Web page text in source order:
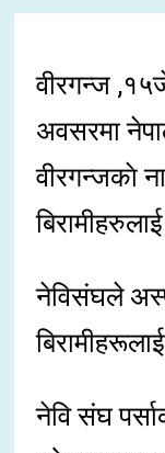
वीरगन्ज
अवसरमा
वीरगन्जकाे
नेविसंघले
नेवि संघ